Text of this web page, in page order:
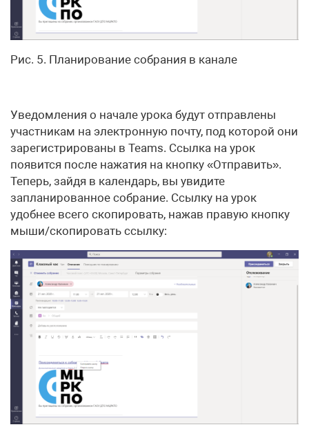
Рис. 5. Планирование собрания в канале
Уведомления о начале урока будут отправлены
участникам на электронную почту, под которой они
зарегистрированы в Teams. Ссылка на урок
появится после нажатия на кнопку «Отправить».
Теперь, зайдя в календарь, вы увидите
запланированное собрание. Ссылку на урок
удобнее всего скопировать, нажав правую кнопку
мыши/скопировать ссылку: